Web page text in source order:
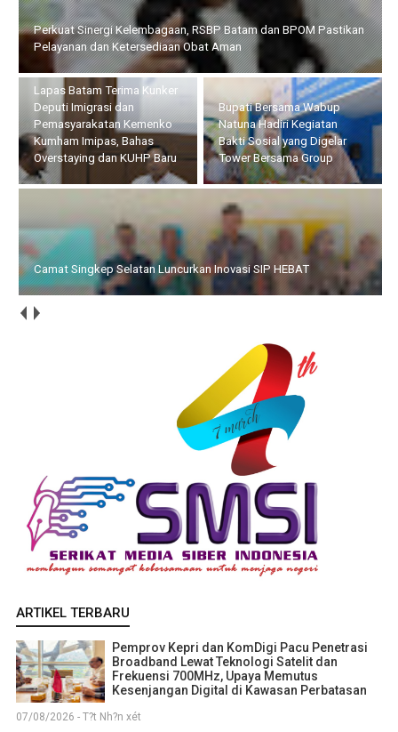
Lapas Batam Terima Kunker Deputi Imigrasi dan
Pemasyarakatan Kemenko Kumham Imipas, Bahas Overstaying
dan KUHP Baru
Bupati Bersama Wabup
Natuna Hadiri Kegiatan
Bakti Sosial yang Digelar
Tower Bersama Group
Camat Singkep Selatan
Luncurkan Inovasi SIP
HEBAT
Gelar Operasi Cukai Selama 4 Hari, Bea Cukai Batam Amankan
32.790 Batang Rokok Illegal
ARTIKEL TERBARU
Pemprov Kepri dan KomDigi Pacu Penetrasi
Broadband Lewat Teknologi Satelit dan
Frekuensi 700MHz, Upaya Memutus
Kesenjangan Digital di Kawasan Perbatasan
07/08/2026 - T?t Nh?n xét